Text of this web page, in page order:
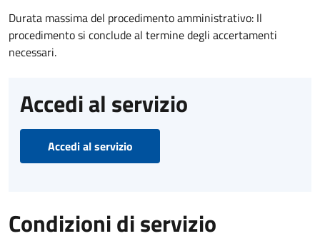
Durata massima del procedimento amministrativo: Il
procedimento si conclude al termine degli accertamenti
necessari.
Accedi al servizio
Accedi al servizio
Condizioni di servizio